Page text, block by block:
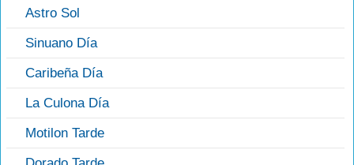
Astro Sol
Sinuano Día
Caribeña Día
La Culona Día
Motilon Tarde